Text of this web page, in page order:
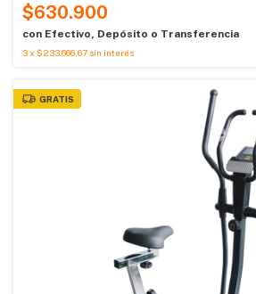
$630.900
con Efectivo, Depósito o Transferencia
3x $233.666,67 sin interés
GRATIS